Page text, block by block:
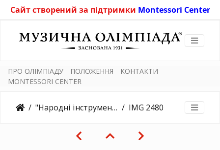
Сайт створений за підтримки Montessori Center
ПРО ОЛІМПІАДУ ПОЛОЖЕННЯ
КОНТАКТИ
MONTESSORI CENTER
"Народні інструменти" 8.11.2019 IMG 2480